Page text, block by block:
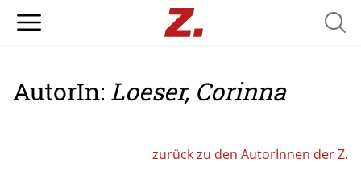
AutorIn: Loeser, Corinna
zurück zu den AutorInnen der Z.